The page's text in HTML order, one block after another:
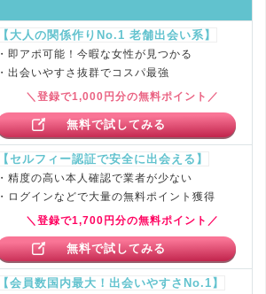
【大人の関係作りNo.1 老舗出会い系】
・即アポ可能！今暇な女性が見つかる
・出会いやすさ抜群でコスパ最強
＼登録で1,000円分の無料ポイント／
無料で試してみる
【セルフィー認証で安全に出会える】
・精度の高い本人確認で業者が少ない
・ログインなどで大量の無料ポイント獲得
＼登録で1,700円分の無料ポイント／
無料で試してみる
【会員数国内最大！出会いやすさNo.1】